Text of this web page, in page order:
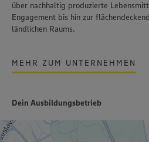
über nachhaltig produzierte
Engagement bis hin zur
ländlichen Raums.
MEHR ZUM UNTERNEHMEN
Dein Ausbildungsbetrieb